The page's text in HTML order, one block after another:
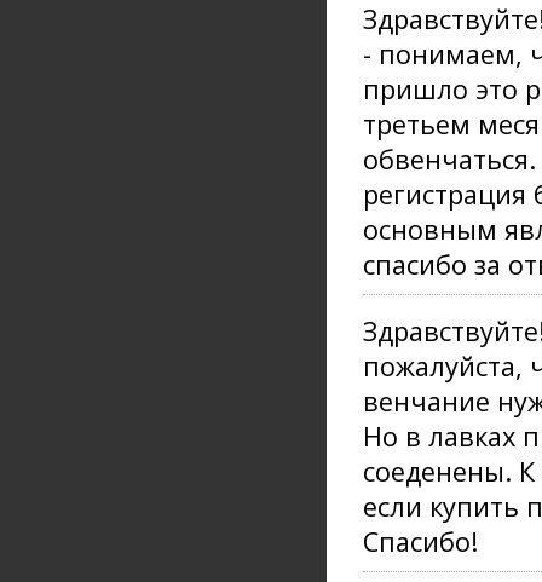
- понимаем,
пришло это
третьем
основным
спасибо за
пожалуйста,
венчание
Но в лавках
соеденены.
если купить
Спасибо!